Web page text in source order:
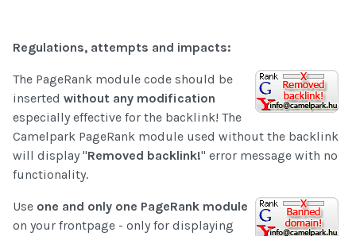
Regulations, attempts and impacts:
The PageRank module code should be
inserted without any modification
especially effective for the backlink! The
Camelpark PageRank module used without the backlink
will display "Removed backlink!" error message with no
functionality.
Use one and only one PageRank module
on your frontpage - only for displaying